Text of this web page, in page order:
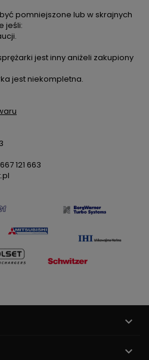
pomniejszone lub w skrajnych
jeśli:
jest inny aniżeli zakupiony
jest niekompletna.
121 663

